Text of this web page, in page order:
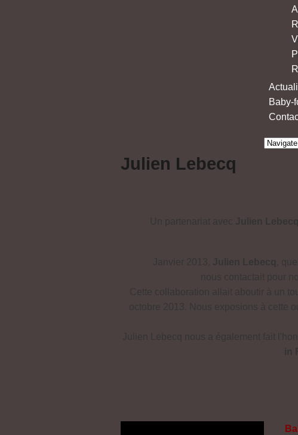
Baby-
Julien Lebecq
Un partenariat avec Julien Lebecq
Janvier 2013, Julien Lebecq ,
nous contactait pour
Cette collaboration allait aboutir à un
octobre 2013. Nous exposions à cette
Julien Lebecq nous a également fait
in